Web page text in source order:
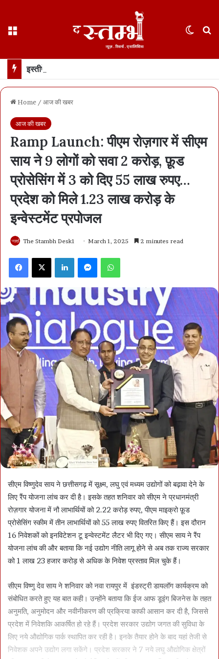
Home / आज की खबर
आज की खबर
Ramp Launch: पीएम रोज़गार में सीएम
साय ने 9 लोगों को सवा 2 करोड़, फ़ूड
प्रोसेसिंग में 3 को दिए 55 लाख रुपए…
प्रदेश को मिले 1.23 लाख करोड़ के
इन्वेस्टमेंट प्रपोजल
The Stambh Desk1 March 1, 2025 2 minutes read
Facebook X LinkedIn
सीएम विष्णुदेव साय ने छत्तीसगढ़ में सूक्ष्म, लघु एवं मध्यम उद्योगों को बढ़ावा देने के
लिए रैंप योजना लांच कर दी है। इसके तहत शनिवार को सीएम ने प्रधानमंत्री
रोज़गार योजना में नौ लाभार्थियों को 2.22 करोड़ रुपए, पीएम माइक्रो फ़ूड
प्रोसेसिंग स्कीम में तीन लाभार्थियों को 55 लाख रुपए वितरित किए हैं। इस दौरान
16 निवेशकों को इनविटेशन टू इन्वेस्टमेंट लैटर भी दिए गए। सीएम साय ने रैंप
योजना लांच की और बताया कि नई उद्योग नीति लागू होने से अब तक राज्य सरकार
को 1 लाख 23 हजार करोड़ से अधिक के निवेश प्रस्ताव मिल चुके हैं।
सीएम विष्णु देव साय ने शनिवार को नवा रायपुर में इंडस्ट्री डायलॉग कार्यक्रम को
संबोधित करते हुए यह बात कही। उन्होंने बताया कि ईज आफ डूइंग बिजनेस के तहत
अनुमति, अनुमोदन और नवीनीकरण की प्रक्रिया काफी आसान कर दी है, जिससे
प्रदेश में निवेशकि आकर्षित हो रहे हैं। प्रदेश सरकार उद्योग जगत की सुविधा के
लिए नये औद्योगिक पार्क स्थापित कर रही है। इनके तैयार होने के बाद यहां तेजी से
निवेशक अपने उद्योग लगा सकेंगे। प्रदेश सरकार ने 7 नये लघु औद्योगिक क्षेत्रों